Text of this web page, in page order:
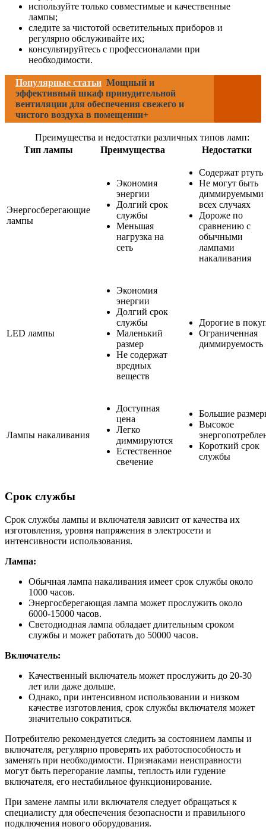
используйте только совместимые и качественные
лампы;
следите за чистотой осветительных приборов и
регулярно обслуживайте их;
консультируйтесь с профессионалами при
необходимости.
Популярные статьи Мощный и
эффективный шкаф принудительной
вентиляции для обеспечения свежего и
чистого воздуха в помещении+
Преимущества и недостатки различных типов ламп:
Тип лампы
Преимущества Недостатки
Энергосберегающие
лампы
Экономия
энергии
Долгий срок
службы
Меньшая
нагрузка на
сеть
Содержат ртуть
Не могут быть
диммируемыми
всех случаях
Дороже по
сравнению с
обычными
лампами
накаливания
LED лампы
Экономия
энергии
Долгий срок
службы
Маленький
размер
Не содержат
вредных
веществ
Дорогие в
Ограниченная
диммируемость
Лампы накаливания
Доступная
цена
Легко
диммируются
Естественное
свечение
Большие
Высокое
Короткий срок
службы
Срок службы
Срок службы лампы и включателя зависит от качества их
изготовления, уровня напряжения в электросети и
интенсивности использования.
Лампа:
Обычная лампа накаливания имеет срок службы около
1000 часов.
Энергосберегающая лампа может прослужить около
6000-15000 часов.
Светодиодная лампа обладает длительным сроком
службы и может работать до 50000 часов.
Включатель:
Качественный включатель может прослужить до 20-30
лет или даже дольше.
Однако, при интенсивном использовании и низком
качестве изготовления, срок службы включателя может
значительно сократиться.
Потребителю рекомендуется следить за состоянием лампы и
включателя, регулярно проверять их работоспособность и
заменять при необходимости. Признаками неисправности
могут быть перегорание лампы, теплость или гудение
включателя, его нестабильное функционирование.
При замене лампы или включателя следует обращаться к
специалисту для обеспечения безопасности и правильного
подключения нового оборудования.